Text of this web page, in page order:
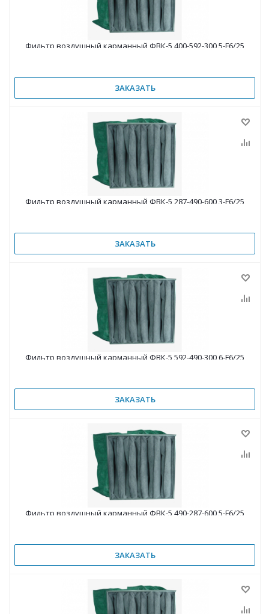
Фильтр воздушный карманный ФВК-5 400-592-300 5-F6/25
ЗАКАЗАТЬ
Фильтр воздушный карманный ФВК-5 287-490-600 3-F6/25
ЗАКАЗАТЬ
Фильтр воздушный карманный ФВК-5 592-490-300 6-F6/25
ЗАКАЗАТЬ
Фильтр воздушный карманный ФВК-5 490-287-600 5-F6/25
ЗАКАЗАТЬ